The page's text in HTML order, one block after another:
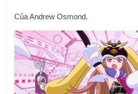
Của Andrew Osmond.